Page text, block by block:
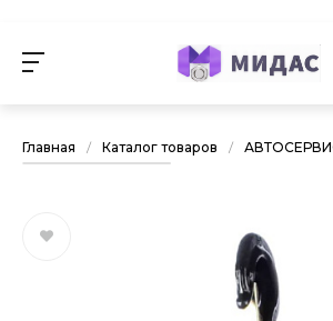
Главная / Каталог товаров /